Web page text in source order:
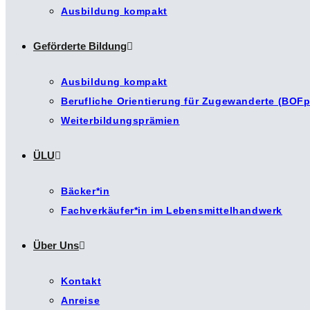
Ausbildung kompakt
Geförderte Bildung
Ausbildung kompakt
Berufliche Orientierung für Zugewanderte
Weiterbildungsprämien
ÜLU
Bäcker*in
Fachverkäufer*in im Lebensmittelhandwerk
Über Uns
Kontakt
Anreise